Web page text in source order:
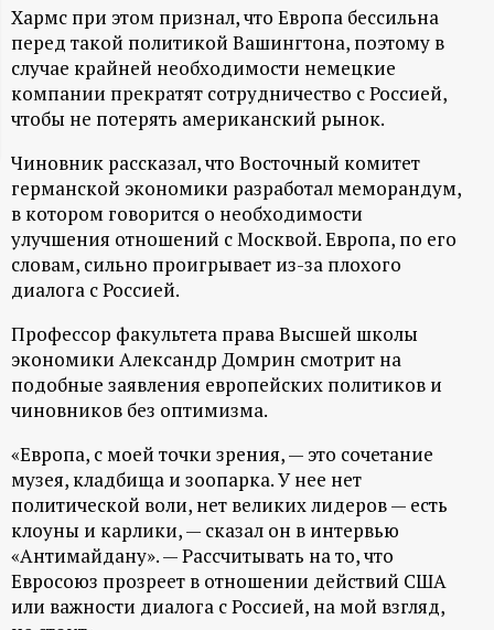
р
м
а
ц
и
о
н
н
ы
й
п
о
Хармс при этом признал, что Европа бессильна
перед такой политикой Вашингтона, поэтому в
случае крайней необходимости немецкие
компании прекратят сотрудничество с Россией,
чтобы не потерять американский рынок.
Чиновник рассказал, что Восточный комитет
германской экономики разработал меморандум,
в котором говорится о необходимости
улучшения отношений с Москвой. Европа, по его
словам, сильно проигрывает из-за плохого
диалога с Россией.
Профессор факультета права Высшей школы
экономики Александр Домрин смотрит на
подобные заявления европейских политиков и
чиновников без оптимизма.
«Европа, с моей точки зрения, — это сочетание
музея, кладбища и зоопарка. У нее нет
политической воли, нет великих лидеров — есть
клоуны и карлики, — сказал он в интервью
«Антимайдану». — Рассчитывать на то, что
Евросоюз прозреет в отношении действий США
или важности диалога с Россией, на мой взгляд,